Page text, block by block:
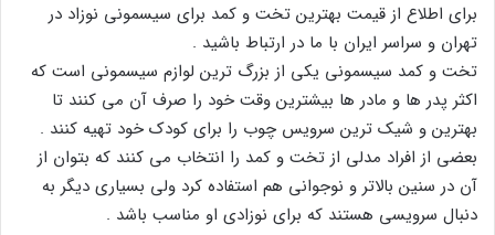
برای اطلاع از قیمت بهترین تخت و کمد برای سیسمونی نوزاد در
تهران و سراسر ایران با ما در ارتباط باشید .
تخت و کمد سیسمونی یکی از بزرگ ترین لوازم سیسمونی است که
اکثر پدر ها و مادر ها بیشترین وقت خود را صرف آن می کنند تا
بهترین و شیک ترین سرویس چوب را برای کودک خود تهیه کنند .
بعضی از افراد مدلی از تخت و کمد را انتخاب می کنند که بتوان از
آن در سنین بالاتر و نوجوانی هم استفاده کرد ولی بسیاری دیگر به
دنبال سرویسی هستند که برای نوزادی او مناسب باشد .